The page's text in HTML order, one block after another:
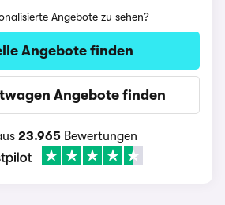
Angebote zu sehen?
Angebote finden
Angebote finden
23.965 Bewertungen